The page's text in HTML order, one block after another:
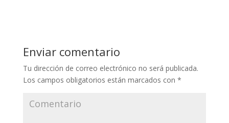
Enviar comentario
Tu dirección de correo electrónico no será publicada.
Los campos obligatorios están marcados con *